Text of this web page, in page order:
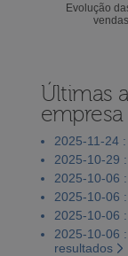
Evolução
Últimas
empresa
2025-11-24
2025-10-29
2025-10-06
2025-10-06
2025-10-06
2025-10-06
resultados